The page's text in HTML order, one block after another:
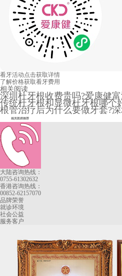
看牙活动点击获取详情
了解价格获取看牙费用
相关阅读
深圳杜牙根收费贵吗?爱康健
传统杜牙根和显微杜牙根哪个
根管治疗后为什么要做牙套?
相关医师推荐
大陆咨询热线：
0755-61302632
香港咨询热线：
00852-62157070
品牌荣誉
就诊环境
社会公益
服务客户